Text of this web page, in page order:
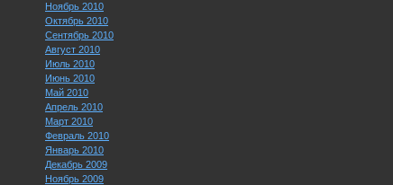
Ноябрь 2010
Октябрь 2010
Сентябрь 2010
Август 2010
Июль 2010
Июнь 2010
Май 2010
Апрель 2010
Март 2010
Февраль 2010
Январь 2010
Декабрь 2009
Ноябрь 2009